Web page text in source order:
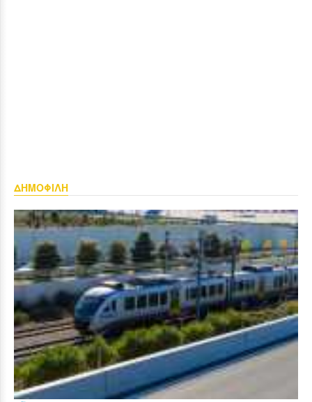
ΔΗΜΟΦΙΛΗ